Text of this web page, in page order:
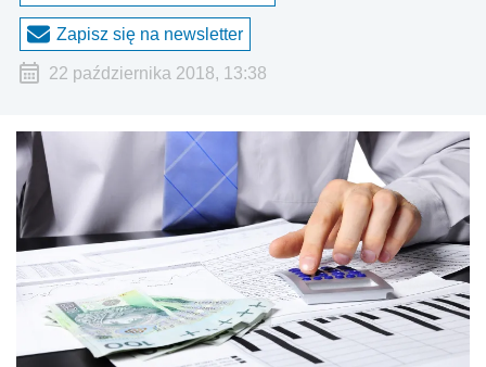
Zapisz się na newsletter
22 października 2018, 13:38